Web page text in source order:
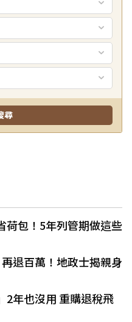
荷包！5年列管期做這些
退百萬！地政士揭親身
2年也沒用 重購退稅飛